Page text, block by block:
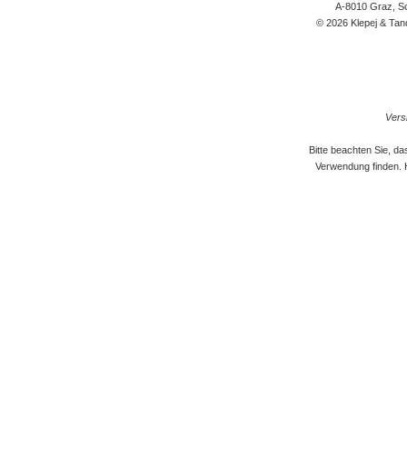
A-8010 Graz,
© 2026 Klepej &
Bitte beachten Sie,
Verwendung finden.